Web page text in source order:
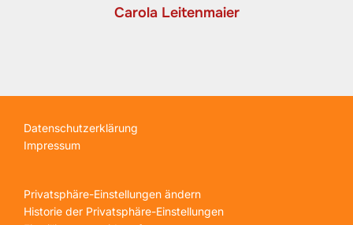
Carola Leitenmaier
Datenschutzerklärung
Impressum
Privatsphäre-Einstellungen ändern
Historie der Privatsphäre-Einstellungen